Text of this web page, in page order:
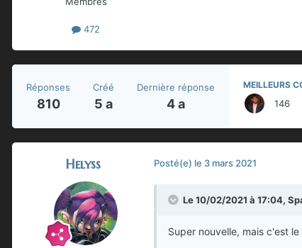
472
Réponses
810
Créé
5 a
Dernière réponse
4 a
MEILLEURS
146
Helyss Posté(e) le 3 mars 2021
Le 10/02/2021 à 17:04,
Super nouvelle, mais c'est